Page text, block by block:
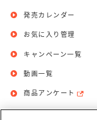
発売カレンダー
お気に入り管理
キャンペーン一覧
動画一覧
商品アンケート